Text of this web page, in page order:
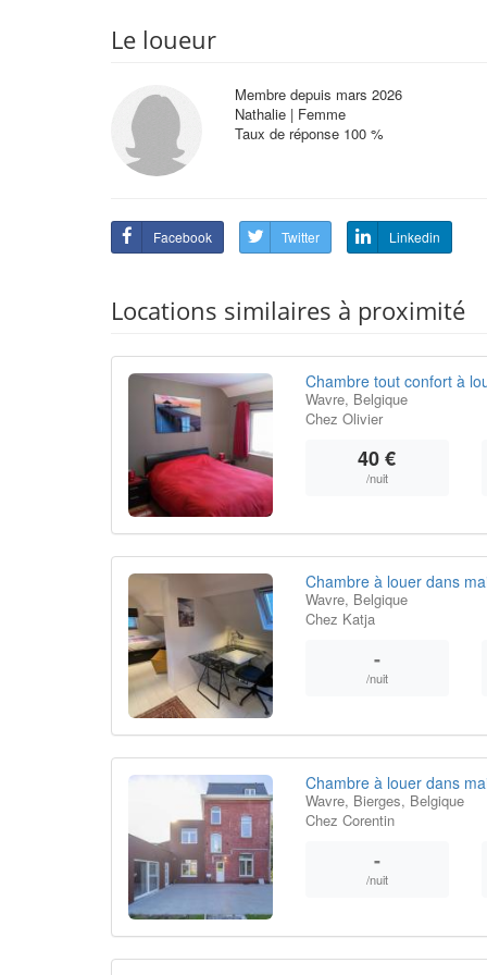
Le loueur
Membre depuis mars 2026
Nathalie | Femme
Taux de réponse 100 %
Facebook Twitter Linkedin
Locations similaires à proximité
Chambre tout confort à
Wavre, Belgique
Chez Olivier
40 €
/nuit
Chambre à louer dans
Wavre, Belgique
Chez Katja
-
/nuit
Chambre à louer dans
Wavre, Bierges, Belgique
Chez Corentin
-
/nuit